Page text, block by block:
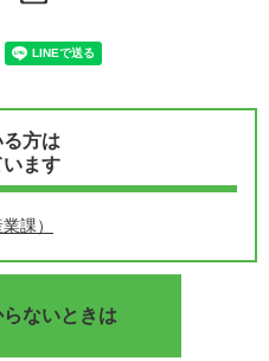
方は
ます
課）
らないときは